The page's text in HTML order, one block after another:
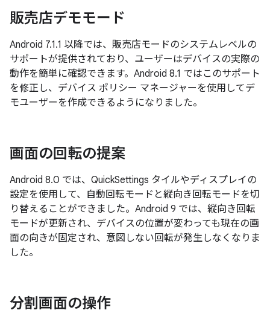
販売店デモモード
Android 7.1.1 以降では、販売店モードのシステムレベルの
サポートが提供されており、ユーザーはデバイスの実際の
動作を簡単に確認できます。Android 8.1 ではこのサポート
を修正し、デバイス ポリシー マネージャーを使用してデ
モユーザーを作成できるようになりました。
画面の回転の提案
Android 8.0 では、QuickSettings タイルやディスプレイの
設定を使用して、自動回転モードと縦向き回転モードを切
り替えることができました。Android 9 では、縦向き回転
モードが更新され、デバイスの位置が変わっても現在の画
面の向きが固定され、意図しない回転が発生しなくなりま
した。
分割画面の操作